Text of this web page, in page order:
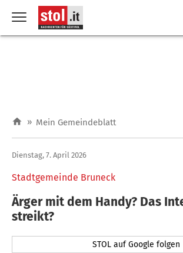
» Mein Gemeindeblatt
Stadtgemeinde Bruneck
Dienstag, 7. April 2026
Ärger mit dem Handy? Das
streikt?
STOL auf Google folgen